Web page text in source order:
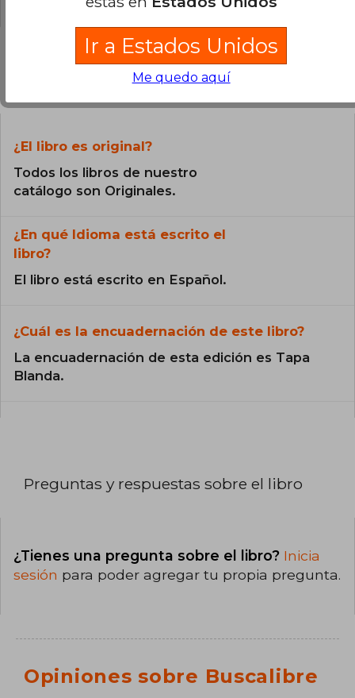
Preguntas frecuentes sobre el libro
¿El libro es original?
Todos los libros de nuestro
catálogo son Originales.
¿En qué Idioma está escrito el
libro?
El libro está escrito en Español.
¿Cuál es la encuadernación de este libro?
La encuadernación de esta edición es Tapa
Blanda.
Preguntas y respuestas sobre el libro
¿Tienes una pregunta sobre el libro? Inicia
sesión para poder agregar tu propia pregunta.
Opiniones sobre Buscalibre
Ir a Estados Unidos
Me quedo aquí